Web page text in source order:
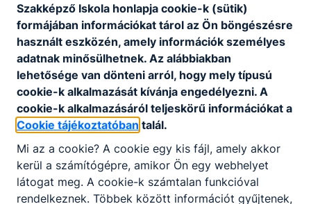
törvénykönyvéről szóló 2012. évi I. törvény
44/A. §-ában felsorolt bűncselekményekre
vonatkozó kizáró körülmények,
vagyonnyilatkozat-tételi eljárás lefolytatása.
A pályázat részeként benyújtandó iratok,
igazolások:
a pályázó által aláírt fényképes szakmai
önéletrajz (a foglalkoztatási jogviszonyok
pontos megjelölésével év, hó, nap
Szakképző Iskola honlapja cookie-k (sütik)
formájában információkat tárol az Ön böngészésre
használt eszközén, amely információk személyes
adatnak minősülhetnek. Az alábbiakban
lehetősége van dönteni arról, hogy mely típusú
cookie-k alkalmazását kívánja engedélyezni. A
cookie-k alkalmazásáról teljeskörű információkat a
Cookie tájékoztatóban talál.
Mi az a cookie? A cookie egy kis fájl, amely akkor
kerül a számítógépre, amikor Ön egy webhelyet
látogat meg. A cookie-k számtalan funkcióval
rendelkeznek. Többek között információt gyűjtenek,